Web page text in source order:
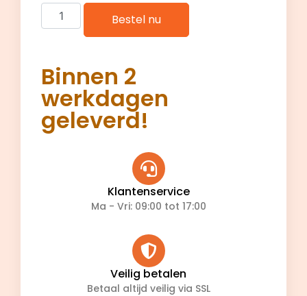
Bestel nu
Binnen 2
werkdagen
geleverd!
Klantenservice
Ma - Vri: 09:00 tot 17:00
Veilig betalen
Betaal altijd veilig via SSL